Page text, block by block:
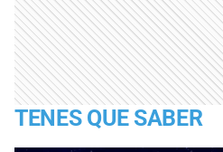
TENES QUE SABER